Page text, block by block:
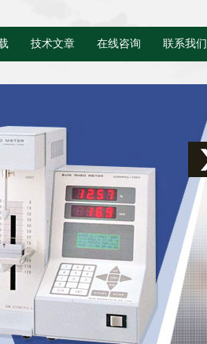
技术文章 在线咨询 联系我们